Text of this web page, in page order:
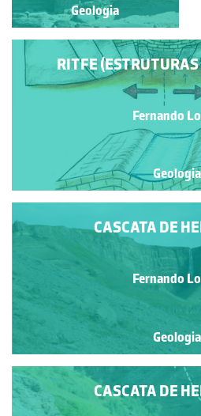
Geologia
Geologia
RITFE
Fernando
Geologia
CASCATA DE
Fernando
Geologia
CASCATA DE